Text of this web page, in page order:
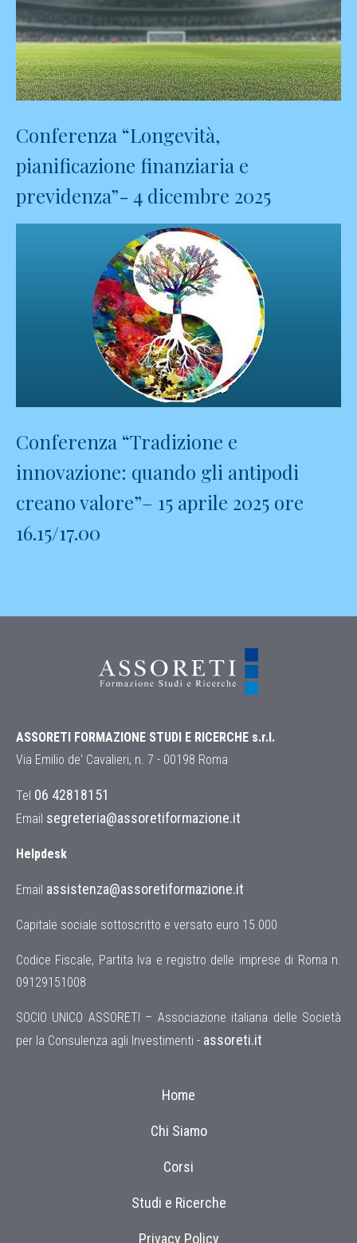
Conferenza “Longevità,
pianificazione finanziaria e
previdenza”- 4 dicembre 2025
Conferenza “Tradizione e
innovazione: quando gli antipodi
creano valore”– 15 aprile 2025 ore
16.15/17.00
ASSORETI FORMAZIONE STUDI E RICERCHE s.r.l.
Via Emilio de' Cavalieri, n. 7 - 00198 Roma
Tel 06 42818151
Email segreteria@assoretiformazione.it
Helpdesk
Email assistenza@assoretiformazione.it
Capitale sociale sottoscritto e versato euro 15.000
Codice Fiscale, Partita Iva e registro delle imprese di Roma n.
09129151008
SOCIO UNICO ASSORETI – Associazione italiana delle Società
per la Consulenza agli Investimenti - assoreti.it
Home
Chi Siamo
Corsi
Studi e Ricerche
Privacy Policy